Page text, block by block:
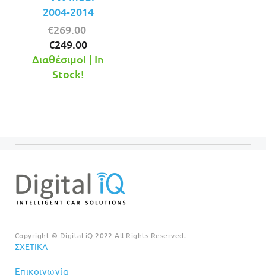
2004-2014
€269.00
was:
€249.00
τρέχουσα
Διαθέσιμο! | In
Stock!
Copyright © Digital iQ 2022 All Rights Reserved.
ΣΧΕΤΙΚΆ
Επικοινωνία